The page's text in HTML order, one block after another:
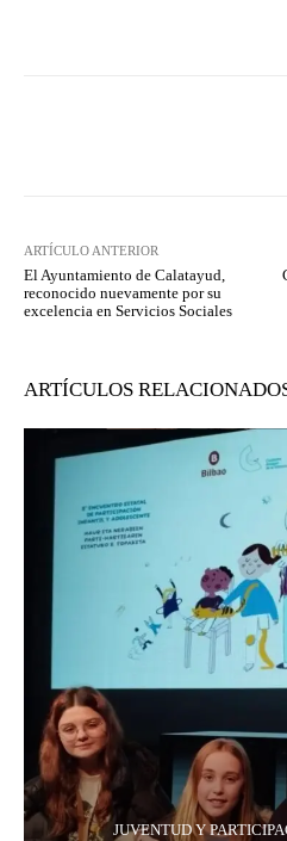
ARTÍCULO ANTERIOR
El Ayuntamiento de Calatayud,
reconocido nuevamente por su
excelencia en Servicios Sociales
ARTÍCULOS
JUVENTUD Y